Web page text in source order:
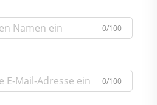
0/100
0/100